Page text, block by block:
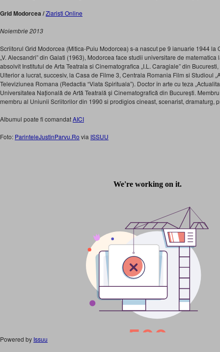
Grid Modorcea /Ziaristi Online
Noiembrie 2013
Scriitorul Grid Modorcea (Mitica-Puiu Modorcea) s-a nascut pe 9 ianuarie 1944 la
„V. Alecsandri” din Galati (1963), Modorcea face studii universitare de
absolvit Institutul de Arta Teatrala si Cinematografica „I.L. Caragiale” din
Ulterior a lucrat, succesiv, la Casa de Filme 3, Centrala Romania Film si Studioul
Televiziunea Romana (Redactia “Viata Spirituala”). Doctor în arte cu teza
Universitatea Națională de Artă Teatrală și Cinematografică din București.
membru al Uniunii Scriitorilor din 1990 si prodigios cineast, scenarist, dramaturg,
Albumul poate fi comandatAICI
Foto: ParinteleJustinParvu.Ro via ISSUU
Powered by Issuu